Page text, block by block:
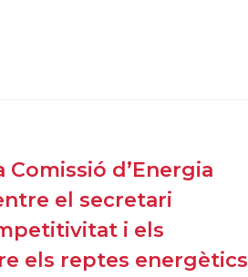
d’Energia
el secretari
i els
els reptes energètics